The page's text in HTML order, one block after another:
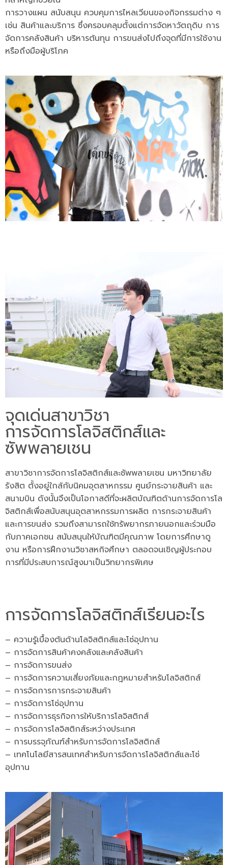
การวางแผน สนับสนุน ควบคุมการไหลเวียนของกิจกรรมต่าง ๆ
เช่น สินค้าและบริการ ซึ่งครอบคลุมตั้งแต่การจัดหาวัตถุดิบ การ
จัดการคลังสินค้า บริหารต้นทุน การขนส่งไปถึงจุดที่มีการใช้งาน
หรือถึงมือผู้บริโภค
จุดเด่นสาขาวิชา
การจัดการโลจิสติกส์และ
ซัพพลายเชน
สาขาวิชาการจัดการโลจิสติกส์และซัพพลายเชน มหาวิทยาลัย
รังสิต ตั้งอยู่ใกล้กับนิคมอุตสาหกรรม ศูนย์กระจายสินค้า และ
สนามบิน ดังนั้นจึงเป็นโอกาสดีที่จะผลิตบัณฑิตด้านการจัดการโล
จิสติกส์เพื่อสนับสนุนอุตสาหกรรมการผลิต การกระจายสินค้า
และการขนส่ง รวมถึงสามารถใช้ทรัพยากรภายนอกและร่วมมือ
กับภาคเอกชน สนับสนุนให้บัณฑิตมีคุณภาพ โดยการศึกษาดู
งาน หรือการฝึกงานวิชาสหกิจศึกษา ตลอดจนเชิญผู้ประกอบ
การที่มีประสบการณ์สูงมาเป็นวิทยากรพิเศษ
การจัดการโลจิสติกส์เรียนอะไร
– ความรู้เบื้องต้นด้านโลจิสติกส์และโซ่อุปทาน
– การจัดการสินค้าคงคลังและคลังสินค้า
– การจัดการขนส่ง
– การจัดการความเสี่ยงภัยและกฎหมายสำหรับโลจิสติกส์
– การจัดการการกระจายสินค้า
– การจัดการโซ่อุปทาน
– การจัดการธุรกิจการให้บริการโลจิสติกส์
– การจัดการโลจิสติกส์ระหว่างประเทศ
– การบรรจุภัณฑ์สำหรับการจัดการโลจิสติกส์
– เทคโนโลยีสารสนเทศสำหรับการจัดการโลจิสติกส์และโซ่
อุปทาน